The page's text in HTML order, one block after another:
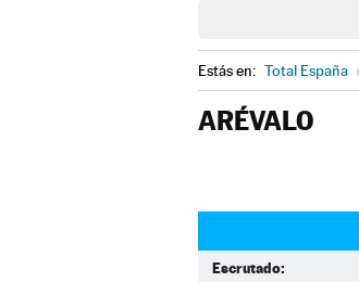
Estás en: Total España
ARÉVALO
Escrutado: